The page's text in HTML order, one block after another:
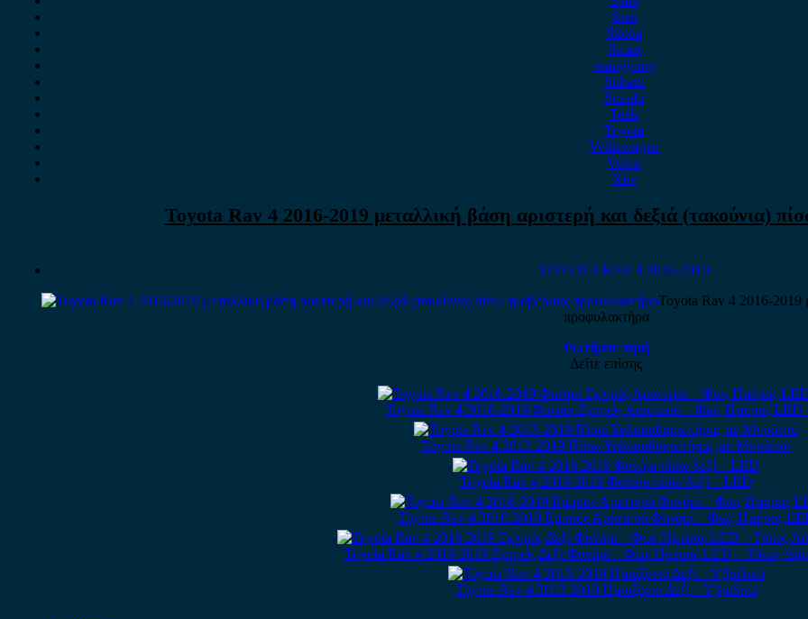
Seat
Skoda
Smart
ssangyong
Subaru
Suzuki
Tesla
Toyota
Volkswagen
Volvo
Xev
Toyota Rav 4 2016-2019 μεταλλική βάση αριστερή και δεξιά (τακούνια)
TOYOTA RAV 4 2016-2019
Toyota Rav 4 2016-2019
προφυλακτήρα
Ρωτήστε τιμή
Δείτε επίσης
Toyota Rav 4 2016-2019 Φανάρι Εμπρός Αριστερό – Φως Ημέρας LED
Toyota Rav 4 2013-2019 Πίσω Υαλοκαθαριστήρας με Μπράτσο
Toyota Rav 4 2016-2019 Φανάρι πίσω δεξί – LED
Toyota Rav 4 2016-2019 Εμπρός Αριστερό Φανάρι – Φως Ημέρας
Toyota Rav 4 2016-2019 Εμπρός Δεξί Φανάρι – Φως Ημέρας LED – Τύπος
Toyota Rav 4 2013-2019 Ημιαξόνιο Δεξί – Υβριδικό